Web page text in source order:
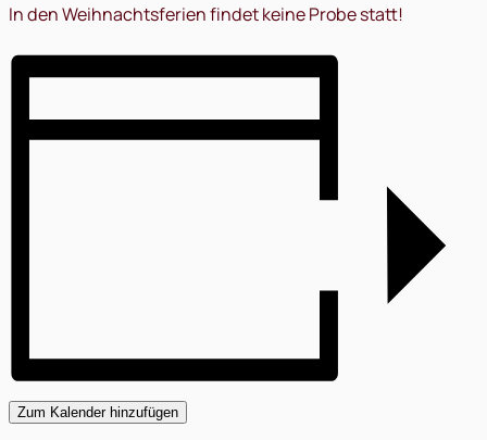
In den Weihnachtsferien findet keine Probe statt!
Zum Kalender hinzufügen